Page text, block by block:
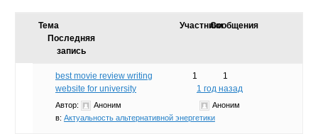
Тема УчастникиСообщения
Последняя
запись
best movie review writing
website for university
Автор:
Аноним
в: Актуальность альтернативной энергетики
1
1
1 год назад
Аноним